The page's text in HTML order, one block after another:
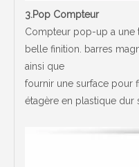
3.Pop Compteur
Compteur pop-up a une
belle finition. barres
ainsi que
fournir une surface pour
étagère en plastique dur